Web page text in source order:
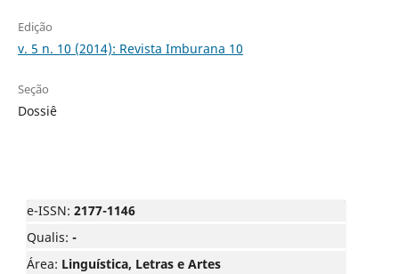
Edição
v. 5 n. 10 (2014): Revista Imburana 10
Seção
Dossiê
e-ISSN: 2177-1146
Qualis: -
Área: Linguística, Letras e Artes